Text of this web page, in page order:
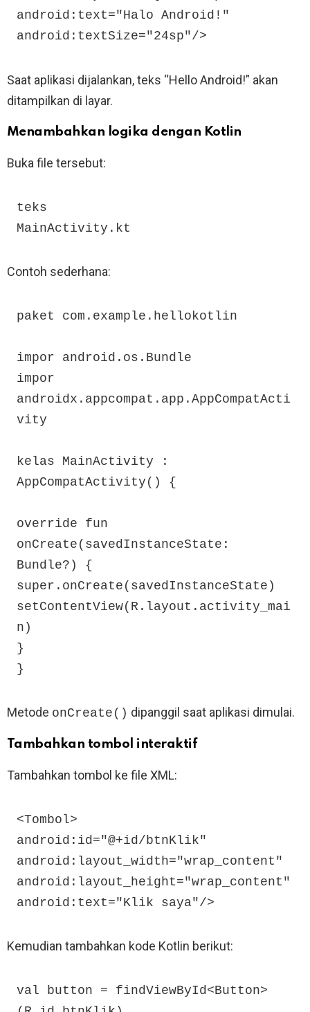
android:text="Halo Android!"
android:textSize="24sp"/>
Saat aplikasi dijalankan, teks “Hello Android!” akan
ditampilkan di layar.
Menambahkan logika dengan Kotlin
Buka file tersebut:
teks
MainActivity.kt
Contoh sederhana:
paket com.example.hellokotlin
impor android.os.Bundle
impor
androidx.appcompat.app.AppCompatActi
vity
kelas MainActivity :
AppCompatActivity() {
override fun
onCreate(savedInstanceState:
Bundle?) {
super.onCreate(savedInstanceState)
setContentView(R.layout.activity_mai
n)
}
}
Metode onCreate() dipanggil saat aplikasi dimulai.
Tambahkan tombol interaktif
Tambahkan tombol ke file XML:
<Tombol>
android:id="@+id/btnKlik"
android:layout_width="wrap_content"
android:layout_height="wrap_content"
android:text="Klik saya"/>
Kemudian tambahkan kode Kotlin berikut:
val button = findViewById<Button>